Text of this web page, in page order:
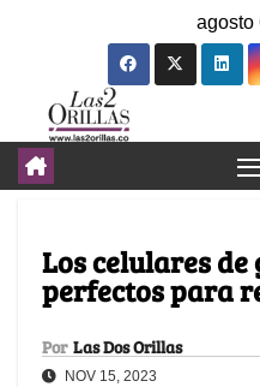
agosto
Los celulares
perfectos para
Por Las Dos Orillas
NOV 15, 2023